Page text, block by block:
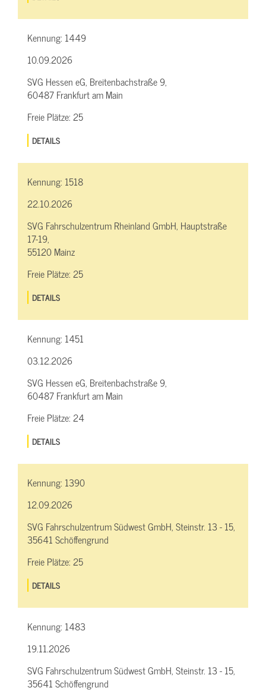
Kennung: 1449
10.09.2026
SVG Hessen eG, Breitenbachstraße 9,
60487 Frankfurt am Main
Freie Plätze:25
DETAILS
Kennung: 1518
22.10.2026
SVG Fahrschulzentrum Rheinland GmbH, Hauptstraße
17-19,
55120 Mainz
Freie Plätze:25
DETAILS
Kennung: 1451
03.12.2026
SVG Hessen eG, Breitenbachstraße 9,
60487 Frankfurt am Main
Freie Plätze:24
DETAILS
Kennung: 1390
12.09.2026
SVG Fahrschulzentrum Südwest GmbH, Steinstr. 13 - 15,
35641 Schöffengrund
Freie Plätze:25
DETAILS
Kennung: 1483
19.11.2026
SVG Fahrschulzentrum Südwest GmbH, Steinstr. 13 - 15,
35641 Schöffengrund